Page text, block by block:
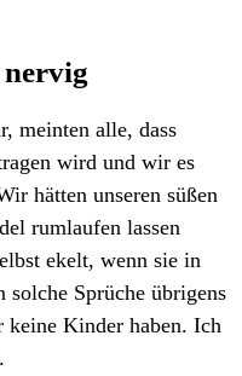
nervig
meinten alle, dass
wird und wir es
hätten unseren süßen
rumlaufen lassen
ekelt, wenn sie in
solche Sprüche übrigens
keine Kinder haben. Ich